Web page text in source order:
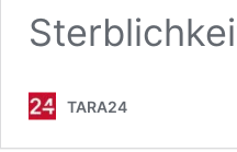
TARA24